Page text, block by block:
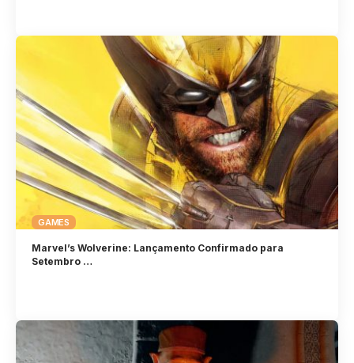
GAMES
Marvel’s Wolverine: Lançamento Confirmado para
Setembro …